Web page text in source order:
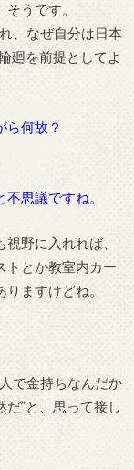
うです。
、なぜ自分は日本
廻を前提としてよ
ら何故？
思議ですね。
野に入れれば、
トとか教室内カー
ますけどね。
で金持ちなんだか
”と、思って接し